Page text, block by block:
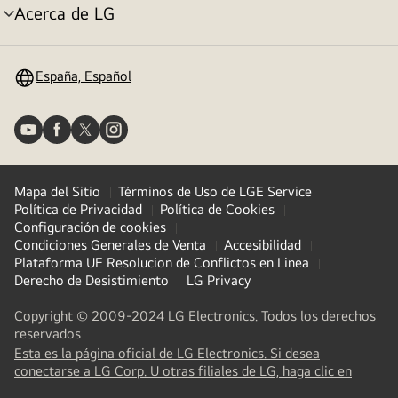
Acerca de LG
Alternar
España, Español
Mapa del Sitio
Términos de Uso de LGE Service
Política de Privacidad
Política de Cookies
Configuración de cookies
Condiciones Generales de Venta
Accesibilidad
Plataforma UE Resolucion de Conflictos en Linea
Derecho de Desistimiento
LG Privacy
Copyright © 2009-2024 LG Electronics. Todos los derechos
reservados
Esta es la página oficial de LG Electronics. Si desea
conectarse a LG Corp. U otras filiales de LG, haga clic en(